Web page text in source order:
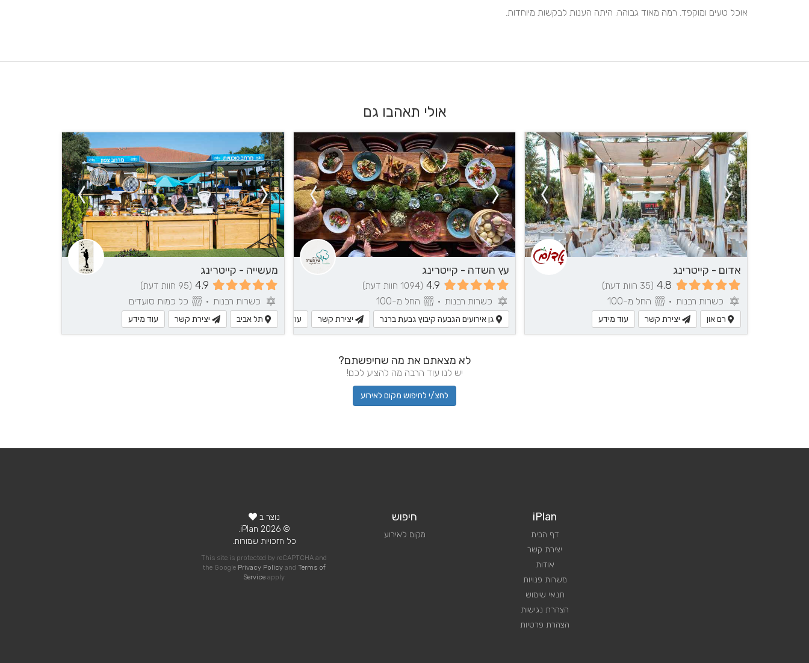
אוכל טעים ומוקפד. רמה מאוד גבוהה. היתה הענות לבקשות מיוחדות.
אולי תאהבו גם
עוד פרטים?
לחצ/י ליצירת
קשר
אדום - קייטרינג
4.8 (35 חוות דעת)
כשרות רבנות • החל מ-100
רם און יצירת קשר עוד מידע
עץ השדה - קייטרינג
4.9 (1094 חוות דעת)
כשרות רבנות • החל מ-100
גן אירועים הגבעה קיבוץ גבעת ברנר יצירת קשר עוד מידע
מעשייה - קייטרינג
4.9 (95 חוות דעת)
כשרות רבנות • כל כמות סועדים
תל אביב יצירת קשר עוד מידע
לא מצאתם את מה שחיפשתם?
יש לנו עוד הרבה מה להציע לכם!
לחצ/י לחיפוש מקום לאירוע
iPlan
דף הבית
יצירת קשר
אודות
משרות פנויות
תנאי שימוש
הצהרת נגישות
הצהרת פרטיות
חיפוש
מקום לאירוע
נוצר ב
© 2026 iPlan.
כל הזכויות שמורות.
This site is protected by reCAPTCHA and
the Google Privacy Policyand Terms of
Service apply